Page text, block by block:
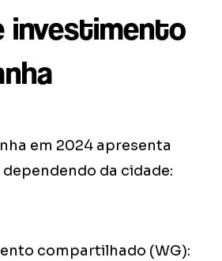
investimento
em 2024 apresenta
da cidade:
compartilhado (WG):